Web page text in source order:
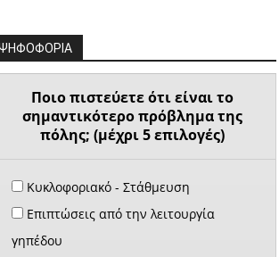
Ποιο πιστεύετε ότι είναι το
σημαντικότερο πρόβλημα της
πόλης; (μέχρι 5 επιλογές)
Κυκλοφοριακό - Στάθμευση
Επιπτώσεις από την λειτουργία
γηπέδου